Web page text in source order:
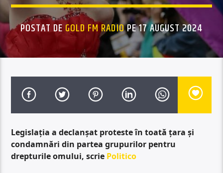
POSTAT DE GOLD FM RADIOPE 17 AUGUST 2024
Legislația a declanșat proteste în toată țara și
condamnări din partea grupurilor pentru
drepturile omului, scrie Politico